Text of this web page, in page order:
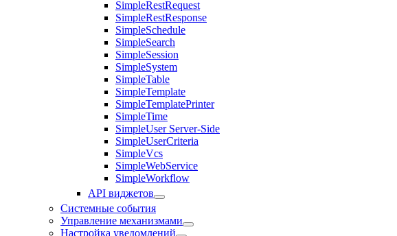
SimpleRestRequest
SimpleRestResponse
SimpleSchedule
SimpleSearch
SimpleSession
SimpleSystem
SimpleTable
SimpleTemplate
SimpleTemplatePrinter
SimpleTime
SimpleUser Server-Side
SimpleUserCriteria
SimpleVcs
SimpleWebService
SimpleWorkflow
API виджетов
Системные события
Управление механизмами
Настройка уведомлений